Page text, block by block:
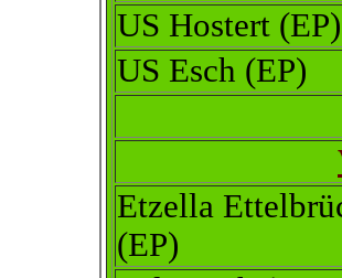
US Hostert (EP)
US Esch (EP)
Etzella
(EP)